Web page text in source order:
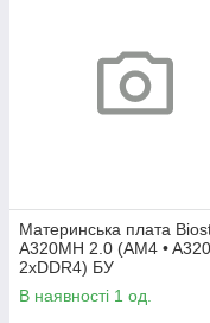
Материнська плата
A320MH 2.0 (AM4 •
2xDDR4) БУ
В наявності 1 од.